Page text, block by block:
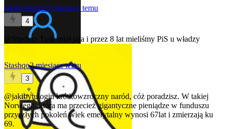
jakibytulogin2 miesiące temu
4
@Stashqo Tusk miał jaja i przez 8 lat mieliśmy PiS u władzy
Stashqo2 miesiące temu
3
@jakibytuloginkrótkowzroczny naród, cóż poradzisz. W takiej
Norwegii, która ma przecież gigantyczne pieniądze w funduszu
przyszłych pokoleń wiek emerytalny wynosi 67lat i zmierzają ku
69.